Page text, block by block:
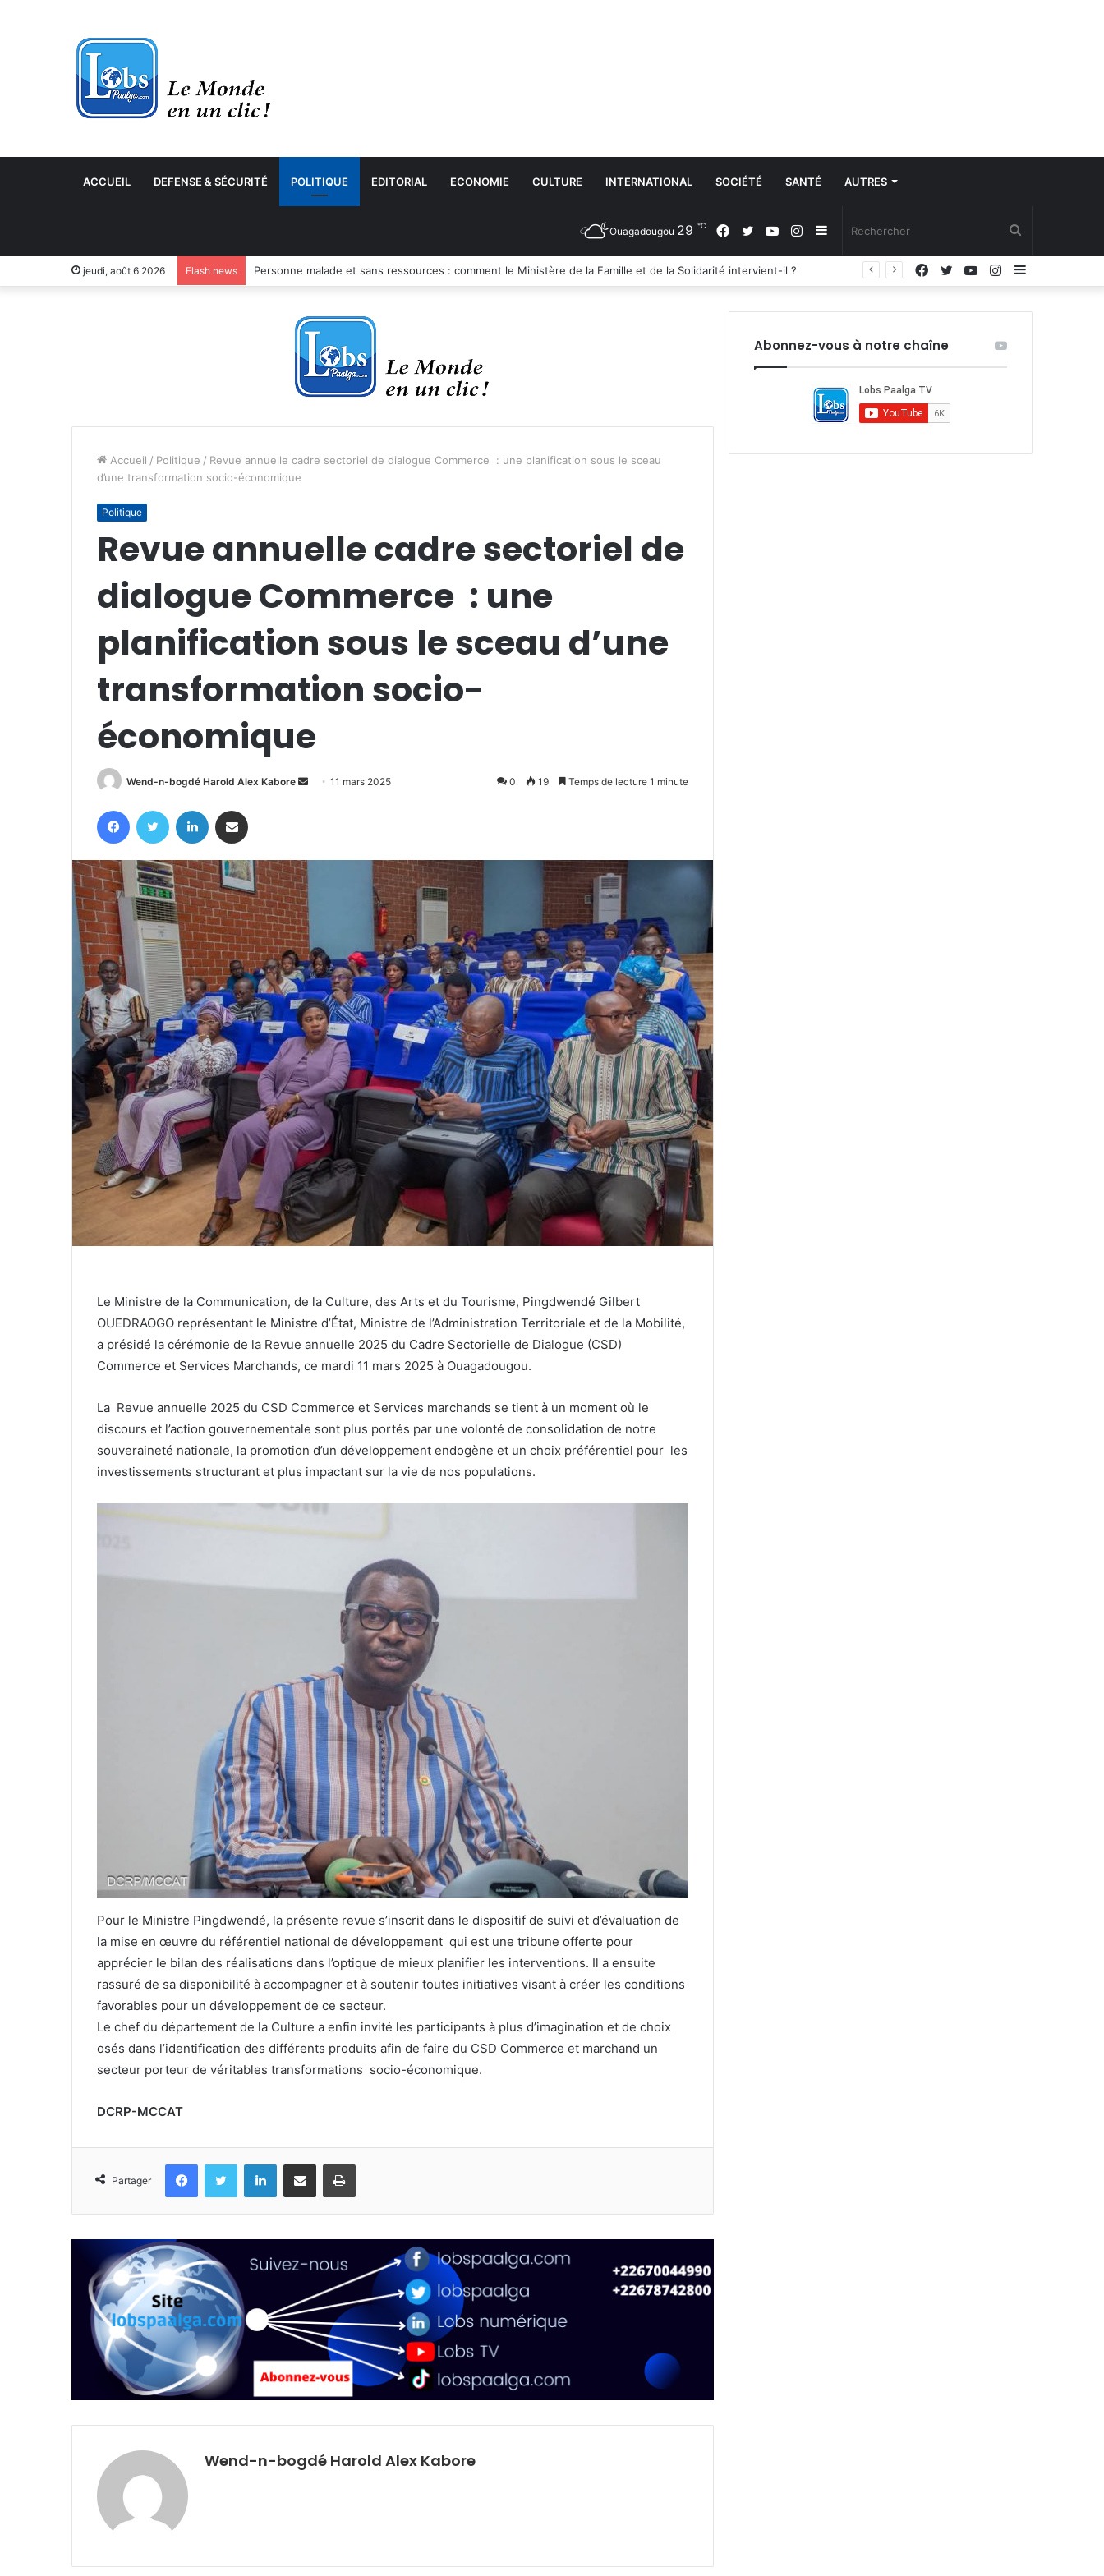
ACCUEIL DEFENSE & SÉCURITÉ POLITIQUE EDITORIAL ECONOMIE CULTURE INTERNATIONAL SOCIÉTÉ SANTÉ AUTRES
Sidebar
(barre
Instagram
YouTube
Twitter
Facebook
Ouagadougou 29 ℃
jeudi, août 6 2026 Flash news
Sidebar
Instagram
YouTube
Twitter
Facebook
Accueil / Politique / Revue annuelle cadre sectoriel de dialogue Commerce : une planification sous le sceau
d’une transformation socio-économique
Politique
Revue annuelle cadre sectoriel de
dialogue Commerce : une
planification sous le sceau d’une
transformation socio-
économique
Wend-n-bogdé Harold Alex Kabore
Envoyer11 mars 2025 0 19 Temps de lecture 1 minute
FacebookTwitter Linkedin
Le Ministre de la Communication, de la Culture, des Arts et du Tourisme, Pingdwendé Gilbert
OUEDRAOGO représentant le Ministre d’État, Ministre de l’Administration Territoriale et de la Mobilité,
a présidé la cérémonie de la Revue annuelle 2025 du Cadre Sectorielle de Dialogue (CSD)
Commerce et Services Marchands, ce mardi 11 mars 2025 à Ouagadougou.
La Revue annuelle 2025 du CSD Commerce et Services marchands se tient à un moment où le
discours et l’action gouvernementale sont plus portés par une volonté de consolidation de notre
souveraineté nationale, la promotion d’un développement endogène et un choix préférentiel pour les
investissements structurant et plus impactant sur la vie de nos populations.
Pour le Ministre Pingdwendé, la présente revue s’inscrit dans le dispositif de suivi et d’évaluation de
la mise en œuvre du référentiel national de développement qui est une tribune offerte pour
apprécier le bilan des réalisations dans l’optique de mieux planifier les interventions. Il a ensuite
rassuré de sa disponibilité à accompagner et à soutenir toutes initiatives visant à créer les conditions
favorables pour un développement de ce secteur.
Le chef du département de la Culture a enfin invité les participants à plus d’imagination et de choix
osés dans l’identification des différents produits afin de faire du CSD Commerce et marchand un
secteur porteur de véritables transformations socio-économique.
DCRP-MCCAT
Partager
FacebookTwitter LinkedinPartager par email Imprimer
Wend-n-bogdé Harold Alex Kabore
Abonnez-vous à notre chaîne